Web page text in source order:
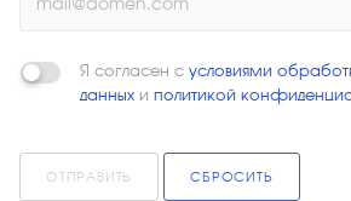
Я согласен с условиями
данных и политикой
ОТПРАВИТЬ СБРОСИТЬ